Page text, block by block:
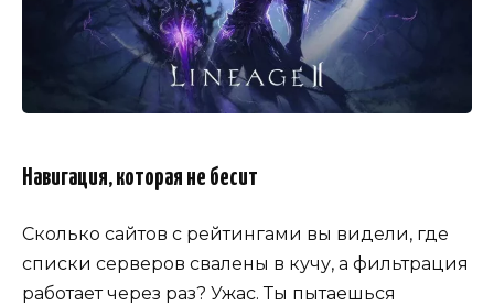
Навигация, которая не бесит
Сколько сайтов с рейтингами вы видели, где
списки серверов свалены в кучу, а фильтрация
работает через раз? Ужас. Ты пытаешься